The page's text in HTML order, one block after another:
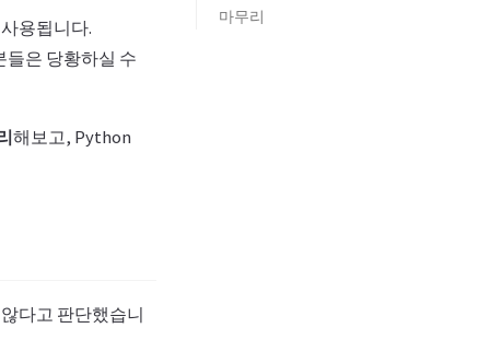
용됩니다.
은 당황하실 수
해보고, Python
다고 판단했습니
마무리